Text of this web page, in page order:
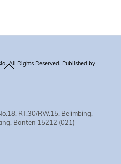
Back
All Rights Reserved. Published by
RT.30/RW.15, Belimbing,
Banten 15212 (021)